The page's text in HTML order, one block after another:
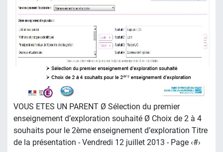
VOUS ETES UN PARENT Ø Sélection du premier
enseignement d’exploration souhaité Ø Choix de 2 à 4
souhaits pour le 2ème enseignement d’exploration Titre
de la présentation - Vendredi 12 juillet 2013 - Page ‹#›